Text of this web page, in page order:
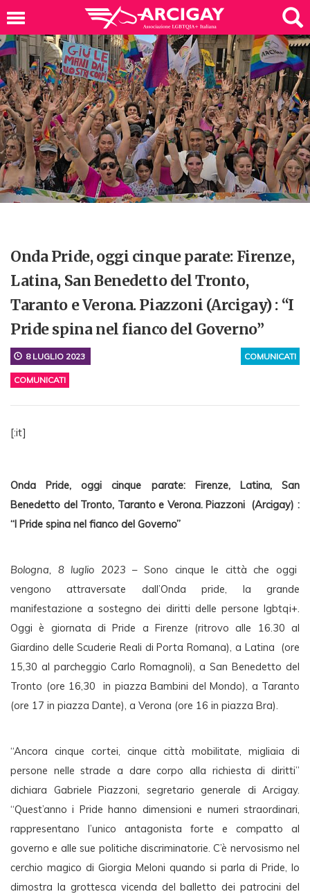
Onda Pride, oggi cinque parate: Firenze,
Latina, San Benedetto del Tronto,
Taranto e Verona. Piazzoni (Arcigay) : “I
Pride spina nel fianco del Governo”
COMUNICATI
8 LUGLIO 2023
COMUNICATI
[:it]
Onda Pride, oggi cinque parate: Firenze, Latina, San
Benedetto del Tronto, Taranto e Verona. Piazzoni  (Arcigay) :
“I Pride spina nel fianco del Governo”
Bologna, 8 luglio 2023 – Sono cinque le città che oggi
vengono attraversate dall’Onda pride, la grande
manifestazione a sostegno dei diritti delle persone lgbtqi+.
Oggi è giornata di Pride a Firenze (ritrovo alle 16.30 al
Giardino delle Scuderie Reali di Porta Romana), a Latina  (ore
15,30 al parcheggio Carlo Romagnoli), a San Benedetto del
Tronto (ore 16,30  in piazza Bambini del Mondo), a Taranto
(ore 17 in piazza Dante), a Verona (ore 16 in piazza Bra).
“Ancora cinque cortei, cinque città mobilitate, migliaia di
persone nelle strade a dare corpo alla richiesta di diritti”
dichiara Gabriele Piazzoni, segretario generale di Arcigay.
“Quest’anno i Pride hanno dimensioni e numeri straordinari,
rappresentano l’unico antagonista forte e compatto al
governo e alle sue politiche discriminatorie. C’è nervosismo nel
cerchio magico di Giorgia Meloni quando si parla di Pride, lo
dimostra la grottesca vicenda del balletto dei patrocini del